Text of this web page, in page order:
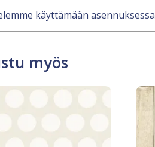
käyttämään asennuksessa
myös